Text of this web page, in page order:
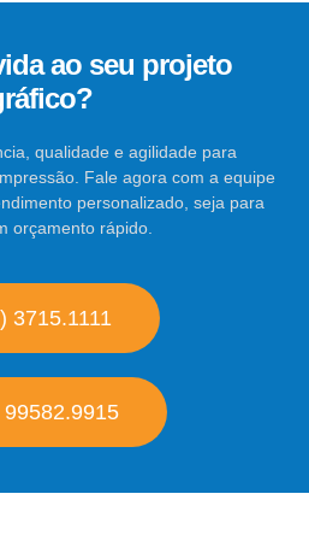
ao seu projeto
qualidade e agilidade para
Fale agora com a equipe
personalizado, seja para
orçamento rápido.
3715.1111
99582.9915